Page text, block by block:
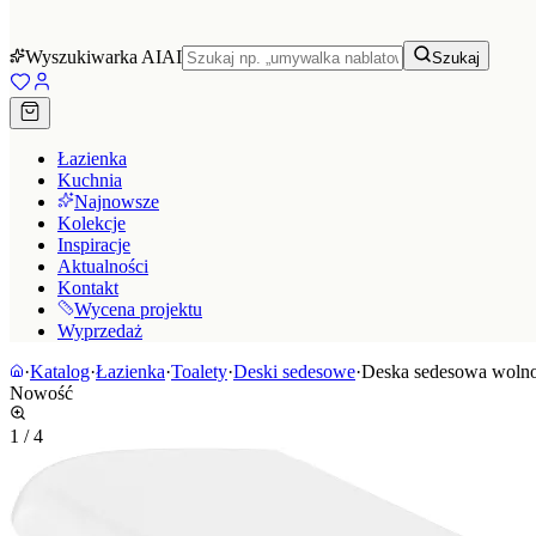
Wyszukiwarka AIAI Szukaj
Łazienka
Kuchnia
Najnowsze
Kolekcje
Inspiracje
Aktualności
Kontakt
Wycena projektu
Wyprzedaż
·Katalog·Łazienka·Toalety·Deski sedesowe·Deska sedesowa
Nowość
1 /4